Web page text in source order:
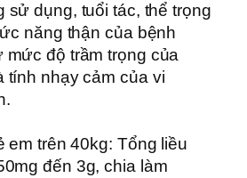
sử dụng, tuổi tác, thể trọng
năng thận của bệnh
mức độ trầm trọng của
tính nhạy cảm của vi
em trên 40kg: Tổng liều
đến 3g, chia làm